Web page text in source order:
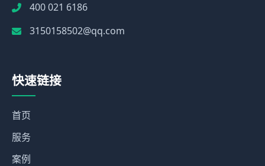
400 021 6186
3150158502@qq.com
快速链接
首页
服务
案例